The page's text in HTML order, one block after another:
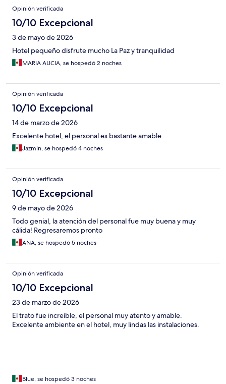
Opinión verificada
10/10 Excepcional
3 de mayo de 2026
Hotel pequeño disfrute mucho La Paz y tranquilidad
MARIA ALICIA, se hospedó 2 noches
Opinión verificada
10/10 Excepcional
14 de marzo de 2026
Excelente hotel, el personal es bastante amable
Jazmin, se hospedó 4 noches
Opinión verificada
10/10 Excepcional
9 de mayo de 2026
Todo genial, la atención del personal fue muy buena y muy
cálida! Regresaremos pronto
ANA, se hospedó 5 noches
Opinión verificada
10/10 Excepcional
23 de marzo de 2026
El trato fue increíble, el personal muy atento y amable.
Excelente ambiente en el hotel, muy lindas las instalaciones.
Blue, se hospedó 3 noches